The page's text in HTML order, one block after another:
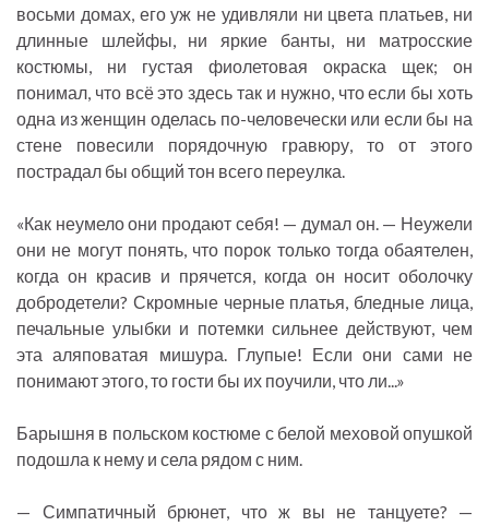
восьми домах, его уж не удивляли ни цвета платьев, ни
длинные шлейфы, ни яркие банты, ни матросские
костюмы, ни густая фиолетовая окраска щек; он
понимал, что всё это здесь так и нужно, что если бы хоть
одна из женщин оделась по-человечески или если бы на
стене повесили порядочную гравюру, то от этого
пострадал бы общий тон всего переулка.
«Как неумело они продают себя! — думал он. — Неужели
они не могут понять, что порок только тогда обаятелен,
когда он красив и прячется, когда он носит оболочку
добродетели? Скромные черные платья, бледные лица,
печальные улыбки и потемки сильнее действуют, чем
эта аляповатая мишура. Глупые! Если они сами не
понимают этого, то гости бы их поучили, что ли...»
Барышня в польском костюме с белой меховой опушкой
подошла к нему и села рядом с ним.
— Симпатичный брюнет, что ж вы не танцуете? —